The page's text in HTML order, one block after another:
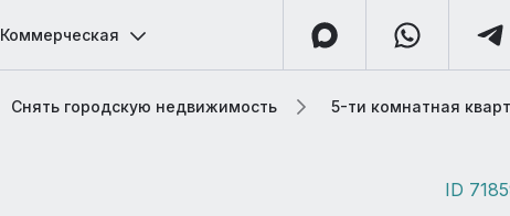
Коммерческая
Снять городскую недвижимость 5-ти комнатная
ID